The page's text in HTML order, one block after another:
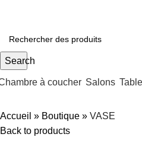
Search
à coucher Salons
Accueil » Boutique » VASE
Back to products